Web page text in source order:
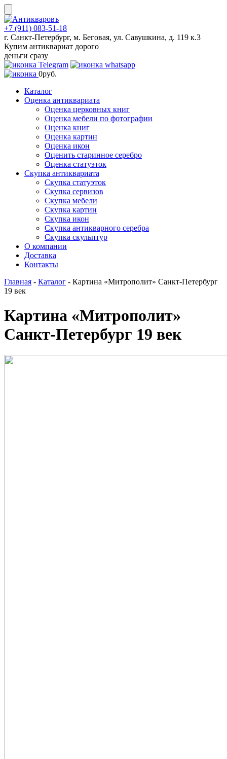
Skip
to
content
+7 (911) 083-51-18
г. Санкт-Петербург, м. Беговая, ул. Савушкина, д. 119 к.3
Купим антиквариат дорого
деньги сразу
0руб.
Каталог
Оценка антиквариата
Оценка церковных книг
Оценка мебели по фотографии
Оценка книг
Оценка картин
Оценка икон
Оценить старинное серебро
Оценка статуэток
Скупка антиквариата
Скупка статуэток
Скупка сервизов
Скупка мебели
Скупка картин
Скупка икон
Скупка антикварного серебра
Скупка скульптур
О компании
Доставка
Контакты
Главная - Каталог - Картина «Митрополит» Санкт-Петербург
19 век
Картина «Митрополит»
Санкт-Петербург 19 век